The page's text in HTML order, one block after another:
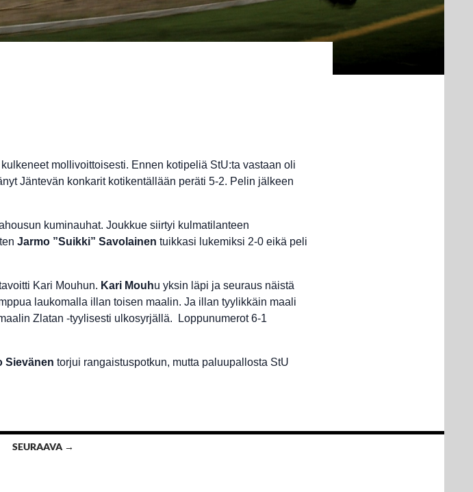
mollivoittoisesti. Ennen kotipeliä StU:ta vastaan oli
Jäntevän konkarit kotikentällään peräti 5-2. Pelin jälkeen
kuminauhat. Joukkue siirtyi kulmatilanteen
Jarmo ”Suikki” Savolainen tuikkasi lukemiksi 2-0 eikä peli
Kari Mouhun. Kari Mouhu yksin läpi ja seuraus näistä
laukomalla illan toisen maalin. Ja illan tyylikkäin maali
Zlatan -tyylisesti ulkosyrjällä. Loppunumerot 6-1
Sievänen torjui rangaistuspotkun, mutta paluupallosta StU
SEURAAVA →